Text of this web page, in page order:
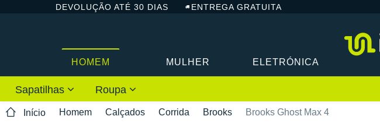
DEVOLUÇÃO ATÉ 30 DIAS ENTREGA GRATUITA
HOMEM MULHER ELETRÓNICA
Sapatilhas Roupa
Início Homem Calçados Corrida Brooks Brooks Ghost Max 4